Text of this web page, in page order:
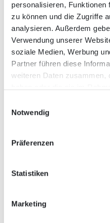
personalisieren, Funktionen
zu können und die Zugriffe
analysieren. Außerdem
Verwendung unserer
soziale Medien, Werbung
Partner führen diese
weiteren Daten zusammen,
Notwendig
Präferenzen
Statistiken
Marketing
Köln und Koblenz
empfohlen.
Nähere Informationen unter
Telefon 02636 / 80303 oder
buero@brohltalbahn.de.
Vulkan-Express
56656 Brohl